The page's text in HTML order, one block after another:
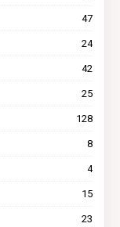
47
24
42
25
128
8
4
15
23